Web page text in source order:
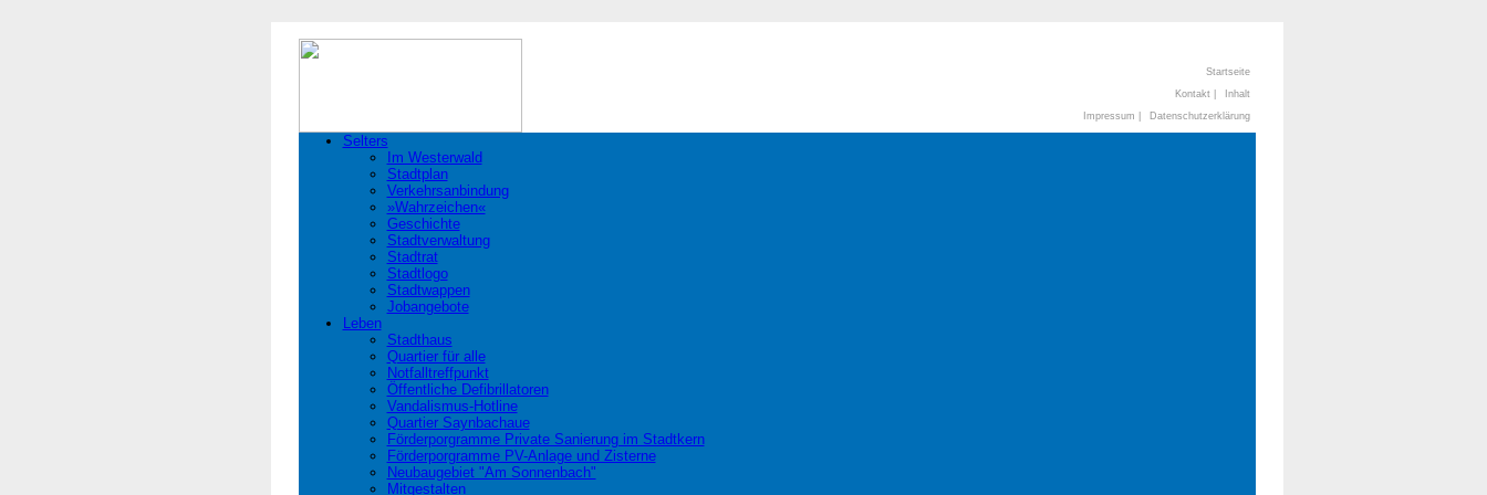
Startseite
Kontakt |
Inhalt
Impressum |
Datenschutzerklärung
Selters
Im Westerwald
Stadtplan
Verkehrsanbindung
»Wahrzeichen«
Geschichte
Stadtverwaltung
Stadtrat
Stadtlogo
Stadtwappen
Jobangebote
Leben
Stadthaus
Quartier für alle
Notfalltreffpunkt
Öffentliche Defibrillatoren
Vandalismus-Hotline
Quartier Saynbachaue
Förderporgramme Private Sanierung im Stadtkern
Förderporgramme PV-Anlage und Zisterne
Neubaugebiet "Am Sonnenbach"
Mitgestalten